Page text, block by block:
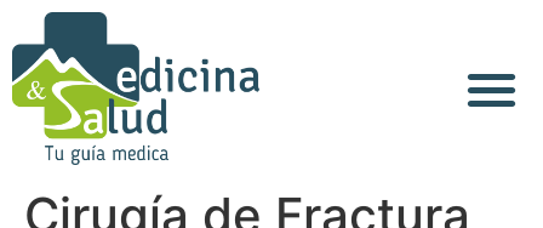
Cirugía de Fractura